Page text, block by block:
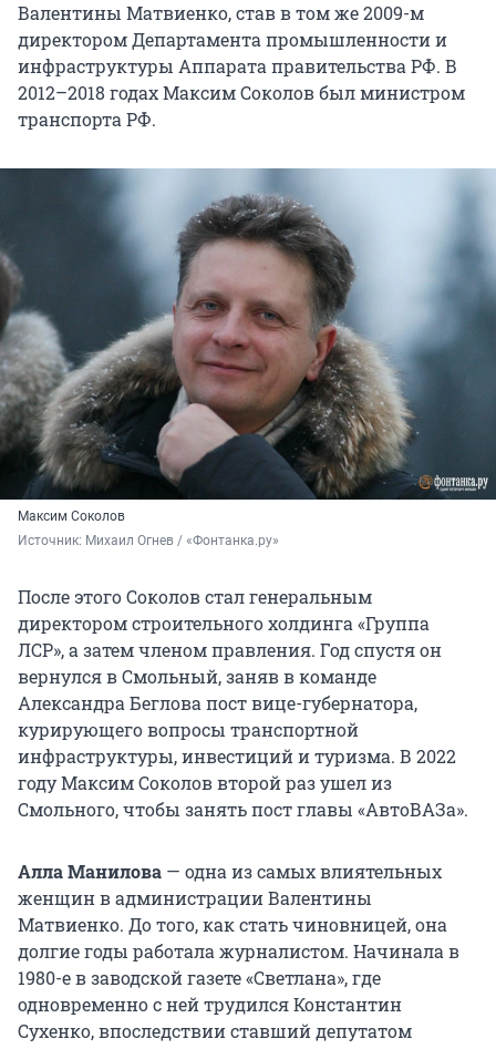
Валентины Матвиенко, став в том же 2009-м
директором Департамента промышленности и
инфраструктуры Аппарата правительства РФ. В
2012–2018 годах Максим Соколов был министром
транспорта РФ.
Максим Соколов
Источник: Михаил Огнев / «Фонтанка.ру»
После этого Соколов стал генеральным
директором строительного холдинга «Группа
ЛСР», а затем членом правления. Год спустя он
вернулся в Смольный, заняв в команде
Александра Беглова пост вице-губернатора,
курирующего вопросы транспортной
инфраструктуры, инвестиций и туризма. В 2022
году Максим Соколов второй раз ушел из
Смольного, чтобы занять пост главы «АвтоВАЗа».
Алла Манилова — одна из самых влиятельных
женщин в администрации Валентины
Матвиенко. До того, как стать чиновницей, она
долгие годы работала журналистом. Начинала в
1980-е в заводской газете «Светлана», где
одновременно с ней трудился Константин
Сухенко, впоследствии ставший депутатом